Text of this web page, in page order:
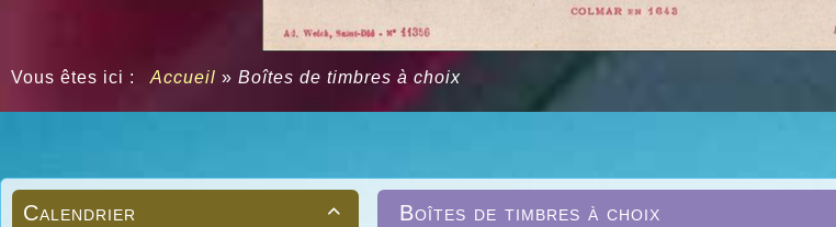
Vous êtes ici : Accueil » Boîtes de timbres à choix

Calendrier Boîtes de timbres à choix